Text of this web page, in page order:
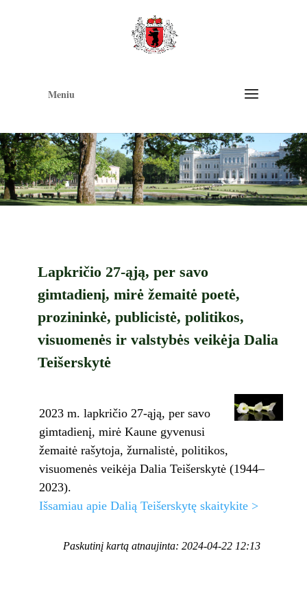
Meniu
Lapkričio 27-ąją, per savo
gimtadienį, mirė žemaitė poetė,
prozininkė, publicistė, politikos,
visuomenės ir valstybės veikėja Dalia
Teišerskytė
2023 m. lapkričio 27-ąją, per savo
gimtadienį, mirė Kaune gyvenusi
žemaitė rašytoja, žurnalistė, politikos,
visuomenės veikėja Dalia Teišerskytė (1944–
2023).
Išsamiau apie Dalią Teišerskytę skaitykite >
Paskutinį kartą atnaujinta: 2024-04-22 12:13